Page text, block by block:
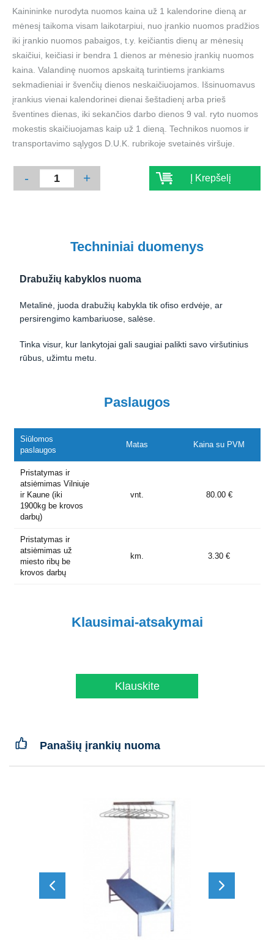
Kainininke nurodyta nuomos kaina už 1 kalendorine dieną ar
mėnesį taikoma visam laikotarpiui, nuo įrankio nuomos pradžios
iki įrankio nuomos pabaigos, t.y. keičiantis dienų ar mėnesių
skaičiui, keičiasi ir bendra 1 dienos ar mėnesio įrankių nuomos
kaina. Valandinę nuomos apskaitą turintiems įrankiams
sekmadieniai ir švenčių dienos neskaičiuojamos. Išsinuomavus
įrankius vienai kalendorinei dienai šeštadienį arba prieš
šventines dienas, iki sekančios darbo dienos 9 val. ryto nuomos
mokestis skaičiuojamas kaip už 1 dieną. Technikos nuomos ir
transportavimo sąlygos D.U.K. rubrikoje svetainės viršuje.
- + Į Krepšelį
Techniniai duomenys
Drabužių kabyklos nuoma
Metalinė, juoda drabužių kabykla tik ofiso erdvėje, ar
persirengimo kambariuose, salėse.
Tinka visur, kur lankytojai gali saugiai palikti savo viršutinius
rūbus, užimtu metu.
Paslaugos
Siūlomos
paslaugos
Matas Kaina su PVM
Pristatymas ir
atsiėmimas Vilniuje
ir Kaune (iki
1900kg be krovos
darbų)
vnt. 80.00 €
Pristatymas ir
atsiėmimas už
miesto ribų be
krovos darbų
km. 3.30 €
Klausimai-atsakymai
Klauskite
Panašių įrankių nuoma